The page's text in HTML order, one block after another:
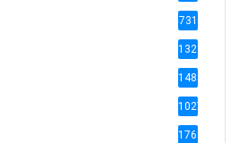
731
1321
1488
1027
1769